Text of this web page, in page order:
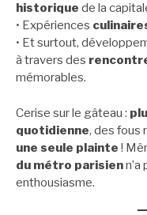
historique de la
• Expériences
• Et surtout,
à travers des
mémorables.
Cerise sur le gâteau :
quotidienne, des fous
une seule plainte !
du métro parisien
enthousiasme.